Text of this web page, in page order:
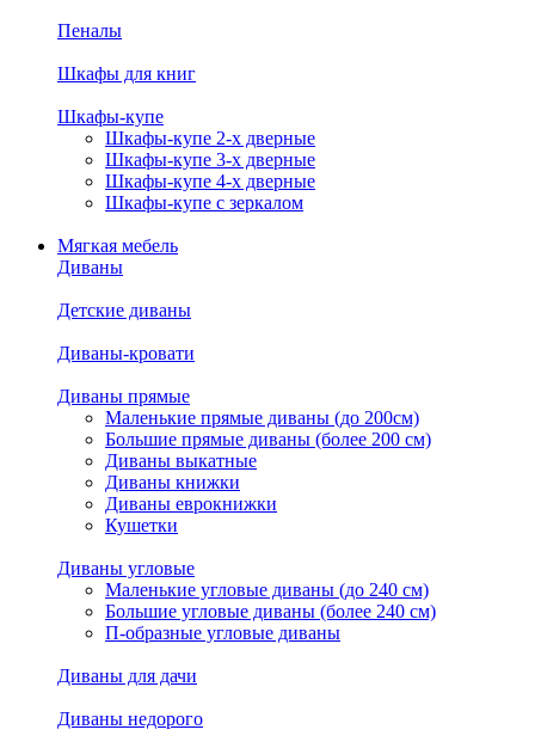
Пеналы
Шкафы для книг
Шкафы-купе
Шкафы-купе 2-х дверные
Шкафы-купе 3-х дверные
Шкафы-купе 4-х дверные
Шкафы-купе с зеркалом
Мягкая мебель
Диваны
Детские диваны
Диваны-кровати
Диваны прямые
Маленькие прямые диваны (до 200см)
Большие прямые диваны (более 200 см)
Диваны выкатные
Диваны книжки
Диваны еврокнижки
Кушетки
Диваны угловые
Маленькие угловые диваны (до 240 см)
Большие угловые диваны (более 240 см)
П-образные угловые диваны
Диваны для дачи
Диваны недорого